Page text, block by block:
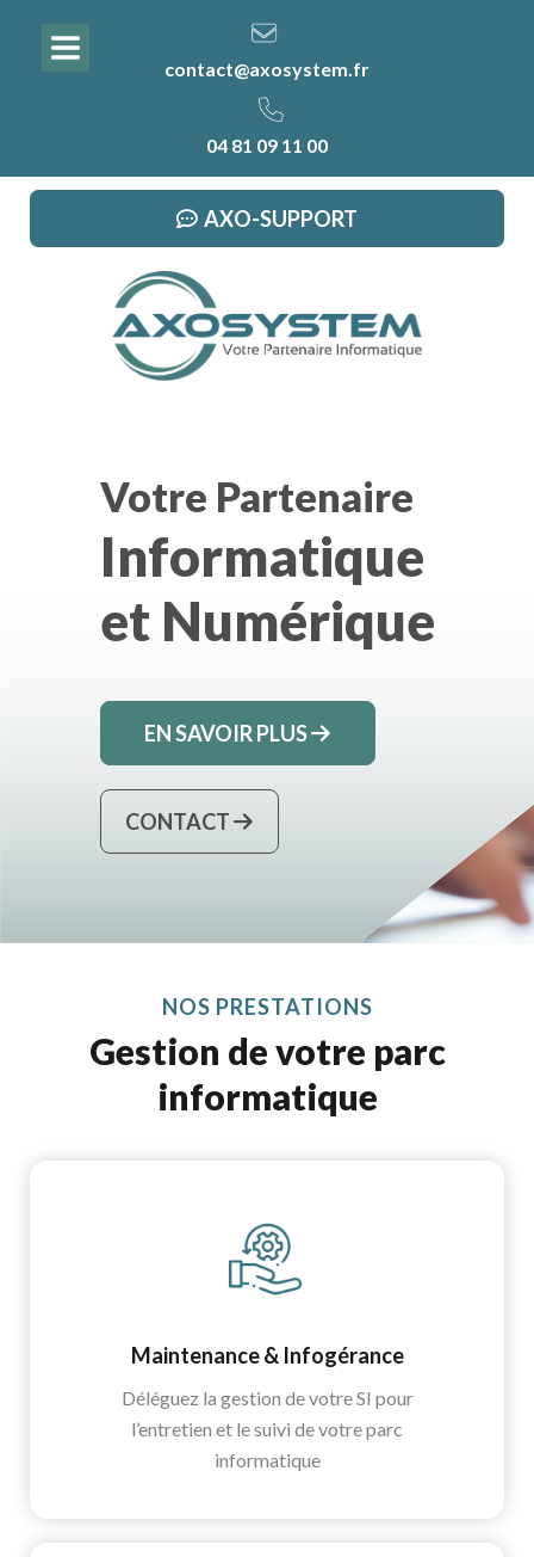
contact@axosystem.fr
04 81 09 11 00
AXO-SUPPORT
Votre Partenaire
Informatique
et Numérique
EN SAVOIR PLUS
CONTACT
NOS PRESTATIONS
Gestion de votre parc
informatique
Maintenance & Infogérance
Déléguez la gestion de votre SI pour
l’entretien et le suivi de votre parc
informatique